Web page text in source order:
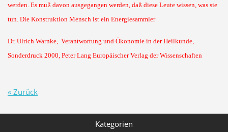
werden. Es muß davon ausgegangen werden, daß diese Leute wissen, was sie
tun. Die Konstruktion Mensch ist ein Energiesammler
Dr. Ulrich Warnke, Verantwortung und Ökonomie in der Heilkunde,
Sonderdruck 2000, Peter Lang Europäischer Verlag der Wissenschaften
« Zurück
Kategorien